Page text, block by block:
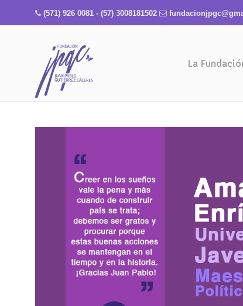
(571) 926 0081 - (57) 3008181502
La